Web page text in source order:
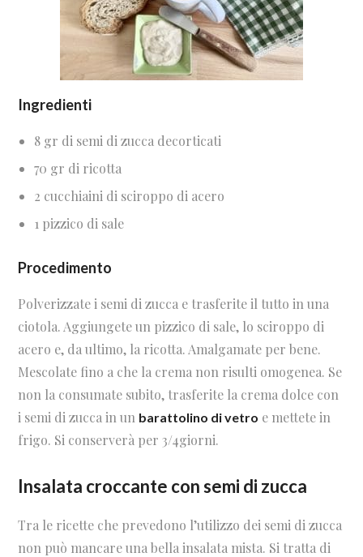
Ingredienti
8 gr di semi di zucca decorticati
70 gr di ricotta
2 cucchiaini di sciroppo di acero
1 pizzico di sale
Procedimento
Polverizzate i semi di zucca e trasferite il tutto in una
ciotola. Aggiungete un pizzico di sale, lo sciroppo di
acero e, da ultimo, la ricotta. Amalgamate per bene.
Mescolate fino a che la crema non risulti omogenea. Se
non la consumate subito, trasferite la crema dolce con
i semi di zucca in un barattolino di vetro e mettete in
frigo. Si conserverà per 3/4giorni.
Insalata croccante con semi di zucca
Tra le ricette che prevedono l’utilizzo dei semi di zucca
non può mancare una bella insalata mista. Si tratta di